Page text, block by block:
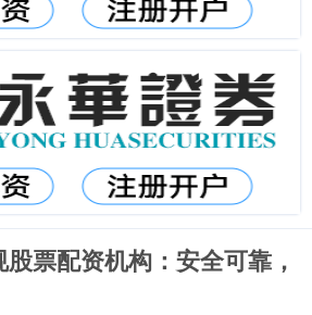
票配资机构：安全可靠，